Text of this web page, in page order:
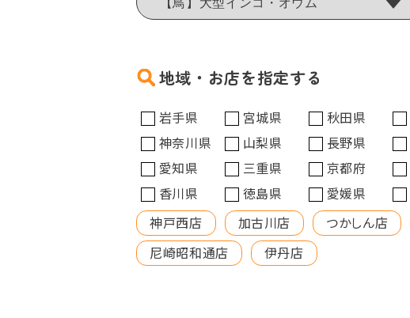
地域・お店を指定する
岩手県 宮城県 秋田県
神奈川県
山梨県 長野県
愛知県
三重県 京都府
香川県
徳島県 愛媛県
神戸西店
加古川店 つかしん店
尼崎昭和通店
伊丹店